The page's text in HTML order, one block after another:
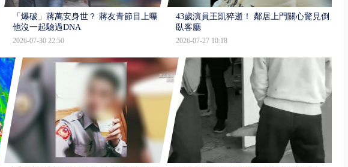
「爆破」蔣萬安身世？ 蔣友青節目上曝：
他沒一起驗過DNA
2026-07-30 22:50
43歲演員王凱猝逝！ 鄰居上門關心驚見倒
臥客廳
2026-07-27 10:18